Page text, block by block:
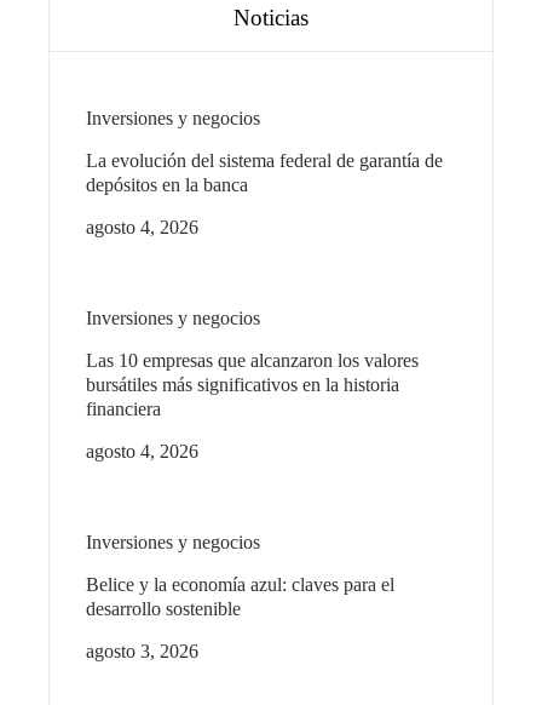
Noticias
Inversiones y negocios
La evolución del sistema federal de garantía de
depósitos en la banca
agosto 4, 2026
Inversiones y negocios
Las 10 empresas que alcanzaron los valores
bursátiles más significativos en la historia
financiera
agosto 4, 2026
Inversiones y negocios
Belice y la economía azul: claves para el
desarrollo sostenible
agosto 3, 2026